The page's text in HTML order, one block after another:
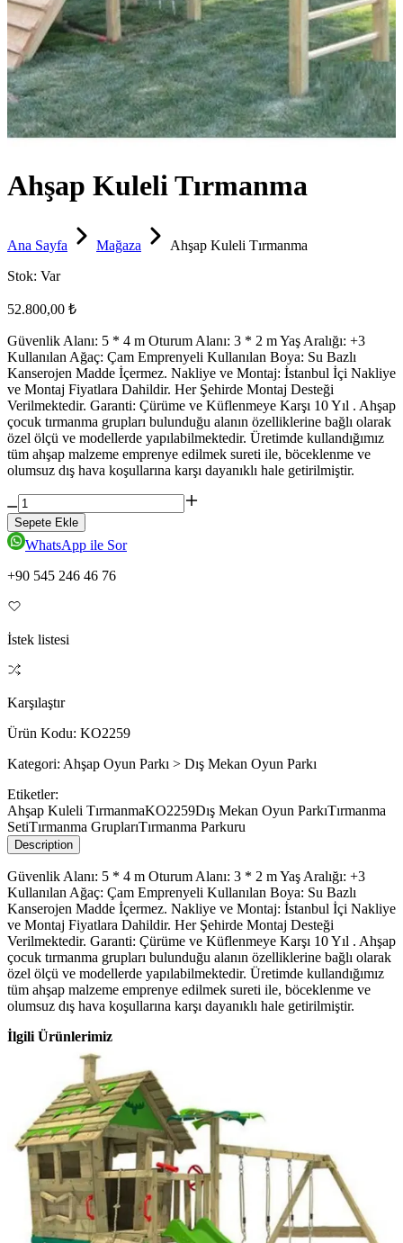
Ahşap Kuleli Tırmanma
Ana Sayfa Mağaza
Ahşap Kuleli Tırmanma
Stok: Var
52.800,00 ₺
Güvenlik Alanı: 5 * 4 m Oturum Alanı: 3 * 2 m Yaş Aralığı: +3
Kullanılan Ağaç: Çam Emprenyeli Kullanılan Boya: Su Bazlı
Kanserojen Madde İçermez. Nakliye ve Montaj: İstanbul İçi Nakliye
ve Montaj Fiyatlara Dahildir. Her Şehirde Montaj Desteği
Verilmektedir. Garanti: Çürüme ve Küflenmeye Karşı 10 Yıl . Ahşap
çocuk tırmanma grupları bulunduğu alanın özelliklerine bağlı olarak
özel ölçü ve modellerde yapılabilmektedir. Üretimde kullandığımız
tüm ahşap malzeme emprenye edilmek sureti ile, böceklenme ve
olumsuz dış hava koşullarına karşı dayanıklı hale getirilmiştir.
Sepete Ekle
WhatsApp ile Sor
+90 545 246 46 76
İstek listesi
Karşılaştır
Ürün Kodu: KO2259
Kategori: Ahşap Oyun Parkı > Dış Mekan Oyun Parkı
Etiketler:
Ahşap Kuleli TırmanmaKO2259Dış Mekan Oyun ParkıTırmanma
SetiTırmanma GruplarıTırmanma Parkuru
Description
Güvenlik Alanı: 5 * 4 m Oturum Alanı: 3 * 2 m Yaş Aralığı: +3
Kullanılan Ağaç: Çam Emprenyeli Kullanılan Boya: Su Bazlı
Kanserojen Madde İçermez. Nakliye ve Montaj: İstanbul İçi Nakliye
ve Montaj Fiyatlara Dahildir. Her Şehirde Montaj Desteği
Verilmektedir. Garanti: Çürüme ve Küflenmeye Karşı 10 Yıl . Ahşap
çocuk tırmanma grupları bulunduğu alanın özelliklerine bağlı olarak
özel ölçü ve modellerde yapılabilmektedir. Üretimde kullandığımız
tüm ahşap malzeme emprenye edilmek sureti ile, böceklenme ve
olumsuz dış hava koşullarına karşı dayanıklı hale getirilmiştir.
İlgili Ürünlerimiz